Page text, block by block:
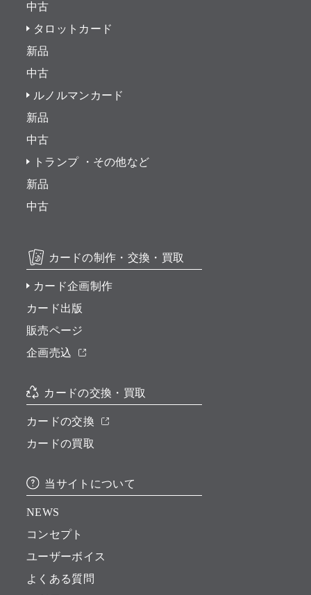
中古
タロットカード
新品
中古
ルノルマンカード
新品
中古
トランプ ・その他など
新品
中古
カードの制作・交換・買取
カード企画制作
カード出版
販売ページ
企画売込
カードの交換・買取
カードの交換
カードの買取
当サイトについて
NEWS
コンセプト
ユーザーボイス
よくある質問